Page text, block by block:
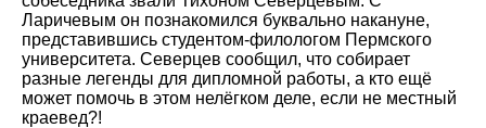
Ларичевым он познакомился буквально накануне,
представившись студентом-филологом Пермского
университета. Северцев сообщил, что собирает
разные легенды для дипломной работы, а кто ещё
может помочь в этом нелёгком деле, если не местный
краевед?!